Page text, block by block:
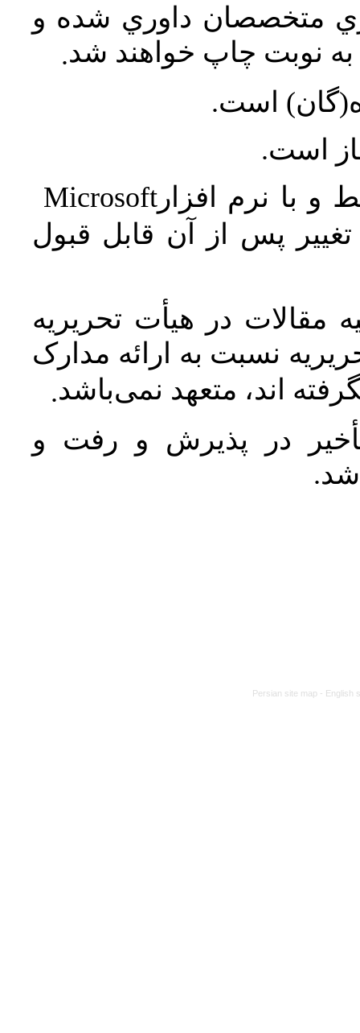
متخصصان داوري شده و
نوبت چاپ خواهند شد.
است.
است.
و با نرم افزارMicrosoft
پس از آن قابل قبول
مقالات در هیأت تحریریه
نسبت به ارائه مدارک
اند، متعهد نمی‌باشد.
در پذیرش و رفت و
شد.
Persian site map - English